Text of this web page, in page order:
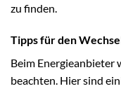
zu finden.
Tipps für den
Beim Energieanbieter
beachten. Hier sind